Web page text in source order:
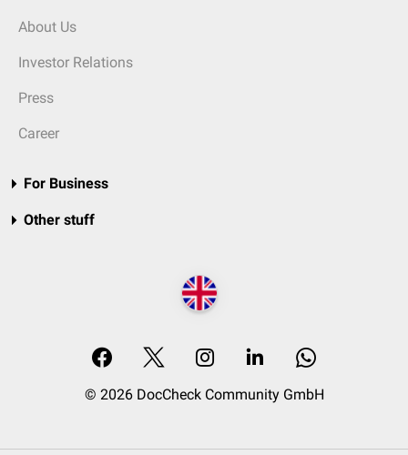
About Us
Investor Relations
Press
Career
For Business
Other stuff
© 2026 DocCheck Community GmbH